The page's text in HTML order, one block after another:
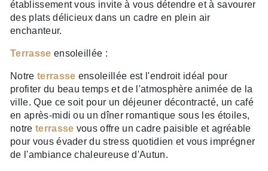
établissement vous invite à vous détendre et à savourer
des plats délicieux dans un cadre en plein air
enchanteur.
Terrasse ensoleillée :
Notre terrasse ensoleillée est l'endroit idéal pour
profiter du beau temps et de l'atmosphère animée de la
ville. Que ce soit pour un déjeuner décontracté, un café
en après-midi ou un dîner romantique sous les étoiles,
notre terrasse vous offre un cadre paisible et agréable
pour vous évader du stress quotidien et vous imprégner
de l'ambiance chaleureuse d'Autun.